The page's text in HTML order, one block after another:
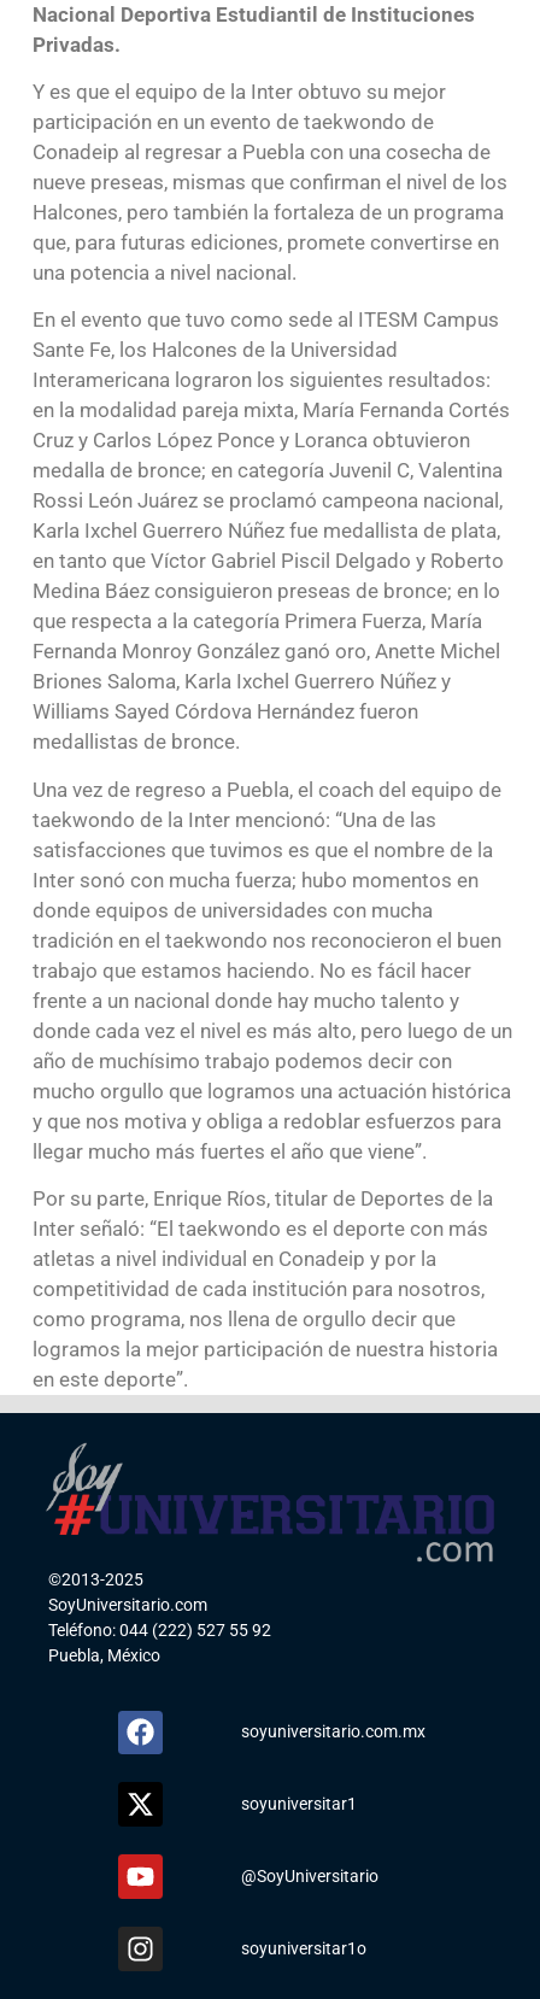
Nacional Deportiva Estudiantil de Instituciones
Privadas.
Y es que el equipo de la Inter obtuvo su mejor
participación en un evento de taekwondo de
Conadeip al regresar a Puebla con una cosecha de
nueve preseas, mismas que confirman el nivel de los
Halcones, pero también la fortaleza de un programa
que, para futuras ediciones, promete convertirse en
una potencia a nivel nacional.
En el evento que tuvo como sede al ITESM Campus
Sante Fe, los Halcones de la Universidad
Interamericana lograron los siguientes resultados:
en la modalidad pareja mixta, María Fernanda Cortés
Cruz y Carlos López Ponce y Loranca obtuvieron
medalla de bronce; en categoría Juvenil C, Valentina
Rossi León Juárez se proclamó campeona nacional,
Karla Ixchel Guerrero Núñez fue medallista de plata,
en tanto que Víctor Gabriel Piscil Delgado y Roberto
Medina Báez consiguieron preseas de bronce; en lo
que respecta a la categoría Primera Fuerza, María
Fernanda Monroy González ganó oro, Anette Michel
Briones Saloma, Karla Ixchel Guerrero Núñez y
Williams Sayed Córdova Hernández fueron
medallistas de bronce.
Una vez de regreso a Puebla, el coach del equipo de
taekwondo de la Inter mencionó: “Una de las
satisfacciones que tuvimos es que el nombre de la
Inter sonó con mucha fuerza; hubo momentos en
donde equipos de universidades con mucha
tradición en el taekwondo nos reconocieron el buen
trabajo que estamos haciendo. No es fácil hacer
frente a un nacional donde hay mucho talento y
donde cada vez el nivel es más alto, pero luego de un
año de muchísimo trabajo podemos decir con
mucho orgullo que logramos una actuación histórica
y que nos motiva y obliga a redoblar esfuerzos para
llegar mucho más fuertes el año que viene”.
Por su parte, Enrique Ríos, titular de Deportes de la
Inter señaló: “El taekwondo es el deporte con más
atletas a nivel individual en Conadeip y por la
competitividad de cada institución para nosotros,
como programa, nos llena de orgullo decir que
logramos la mejor participación de nuestra historia
en este deporte”.
©2013-2025
SoyUniversitario.com
Teléfono: 044 (222) 527 55 92
Puebla, México
soyuniversitario.com.mx
soyuniversitar1
@SoyUniversitario
soyuniversitar1o